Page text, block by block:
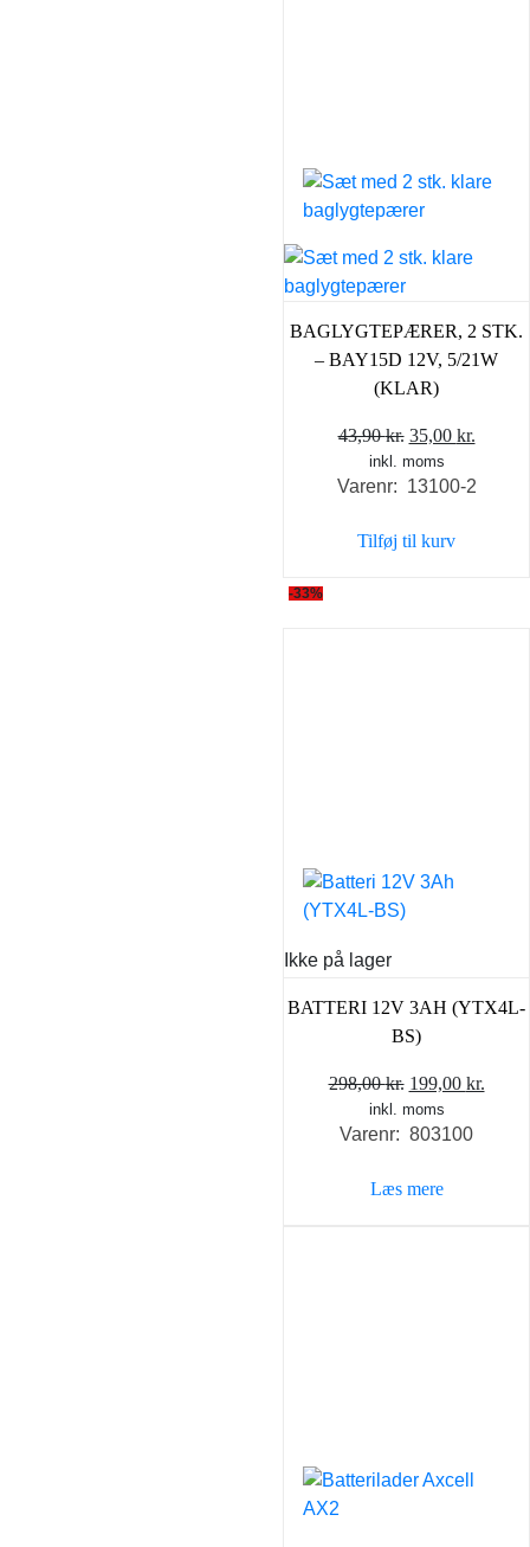
BAGLYGTEPÆRER, 2 STK.
– BAY15D 12V, 5/21W
(KLAR)
43,90kr. Den
oprindelige
pris
43,90 kr..
35,00 kr.
pris
inkl. moms
Varenr: 13100-2
Tilføj til kurv
-33%
Ikke på lager
BATTERI 12V 3AH (YTX4L-
BS)
298,00kr. Den
oprindelige
pris
298,00 kr..
199,00 kr.
inkl. moms
Varenr: 803100
Læs mere